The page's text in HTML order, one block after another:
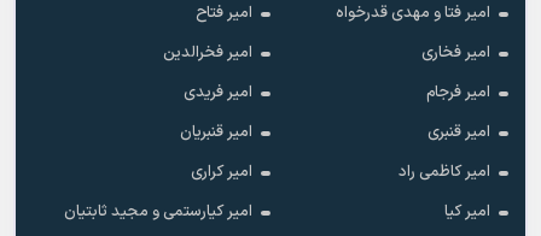
امیر فتا و مهدی قدرخواه
امیر فتاح
امیر فخاری
امیر فخرالدین
امیر فرجام
امیر فریدی
امیر قنبری
امیر قنبریان
امیر کاظمی راد
امیر کراری
امیر کیا
امیر کیارستمی و مجید ثابتیان